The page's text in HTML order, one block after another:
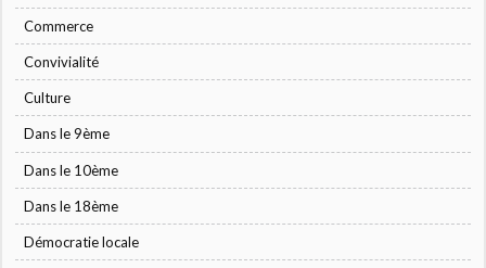
Commerce
Convivialité
Culture
Dans le 9ème
Dans le 10ème
Dans le 18ème
Démocratie locale